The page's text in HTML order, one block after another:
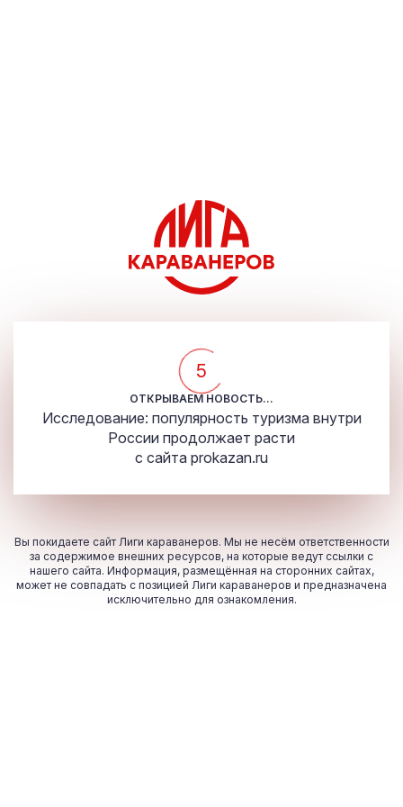
5
ОТКРЫВАЕМ НОВОСТЬ...
Исследование: популярность туризма внутри
России продолжает расти
с сайта prokazan.ru
Вы покидаете сайт Лиги караванеров. Мы не несём ответственности
за содержимое внешних ресурсов, на которые ведут ссылки с
нашего сайта. Информация, размещённая на сторонних сайтах,
может не совпадать с позицией Лиги караванеров и предназначена
исключительно для ознакомления.